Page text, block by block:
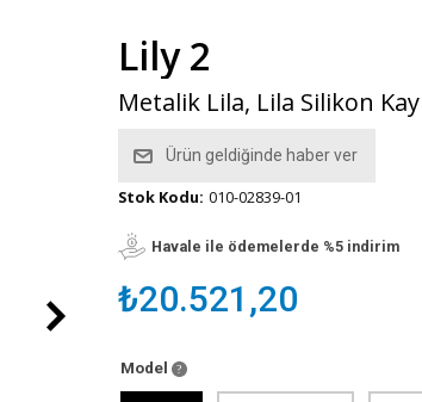
Lily 2
Metalik Lila, Lila Silikon
Ürün geldiğinde haber ver
Stok Kodu: 010-02839-01
Havale ile ödemelerde %5 indirim
₺20.521,20
Model